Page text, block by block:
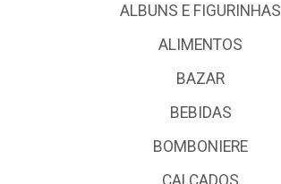
ALBUNS E FIGURINHAS
ALIMENTOS
BAZAR
BEBIDAS
BOMBONIERE
CALÇADOS